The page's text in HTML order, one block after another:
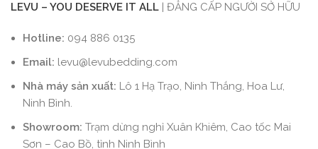
LEVU – YOU DESERVE IT ALL | ĐẲNG CẤP NGƯỜI SỞ HỮU
Hotline: 094 886 0135
Email: levu@levubedding.com
Nhà máy sản xuất: Lô 1 Hạ Trạo, Ninh Thắng, Hoa Lư,
Ninh Bình.
Showroom: Trạm dừng nghỉ Xuân Khiêm, Cao tốc Mai
Sơn – Cao Bồ, tỉnh Ninh Bình